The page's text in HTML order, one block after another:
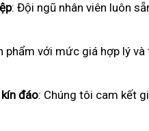
: Đội ngũ nhân viên luôn
phẩm với mức giá hợp lý
đáo: Chúng tôi cam kết